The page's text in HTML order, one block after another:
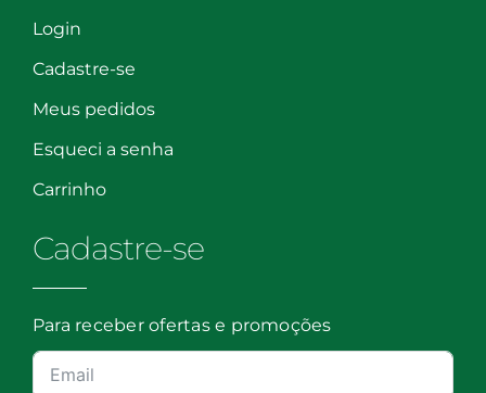
Login
Cadastre-se
Meus pedidos
Esqueci a senha
Carrinho
Cadastre-se
Para receber ofertas e promoções